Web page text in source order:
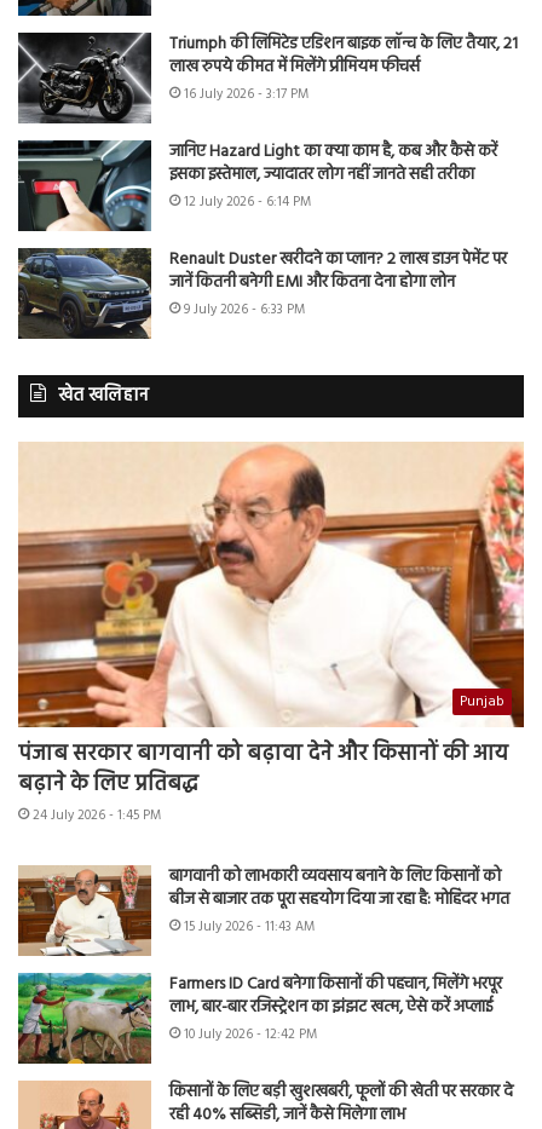
Triumph की लिमिटेड एडिशन बाइक लॉन्च के लिए तैयार, 21
लाख रुपये कीमत में मिलेंगे प्रीमियम फीचर्स
16 July 2026 - 3:17 PM
जानिए Hazard Light का क्या काम है, कब और कैसे करें
इसका इस्तेमाल, ज्यादातर लोग नहीं जानते सही तरीका
12 July 2026 - 6:14 PM
Renault Duster खरीदने का प्लान? 2 लाख डाउन पेमेंट पर
जानें कितनी बनेगी EMI और कितना देना होगा लोन
9 July 2026 - 6:33 PM
खेत खलिहान
Punjab
पंजाब सरकार बागवानी को बढ़ावा देने और किसानों की आय
बढ़ाने के लिए प्रतिबद्ध
24 July 2026 - 1:45 PM
बागवानी को लाभकारी व्यवसाय बनाने के लिए किसानों को
बीज से बाजार तक पूरा सहयोग दिया जा रहा है: मोहिंदर भगत
15 July 2026 - 11:43 AM
Farmers ID Card बनेगा किसानों की पहचान, मिलेंगे भरपूर
लाभ, बार-बार रजिस्ट्रेशन का झंझट खत्म, ऐसे करें अप्लाई
10 July 2026 - 12:42 PM
किसानों के लिए बड़ी खुशखबरी, फूलों की खेती पर सरकार दे
रही 40% सब्सिडी, जानें कैसे मिलेगा लाभ